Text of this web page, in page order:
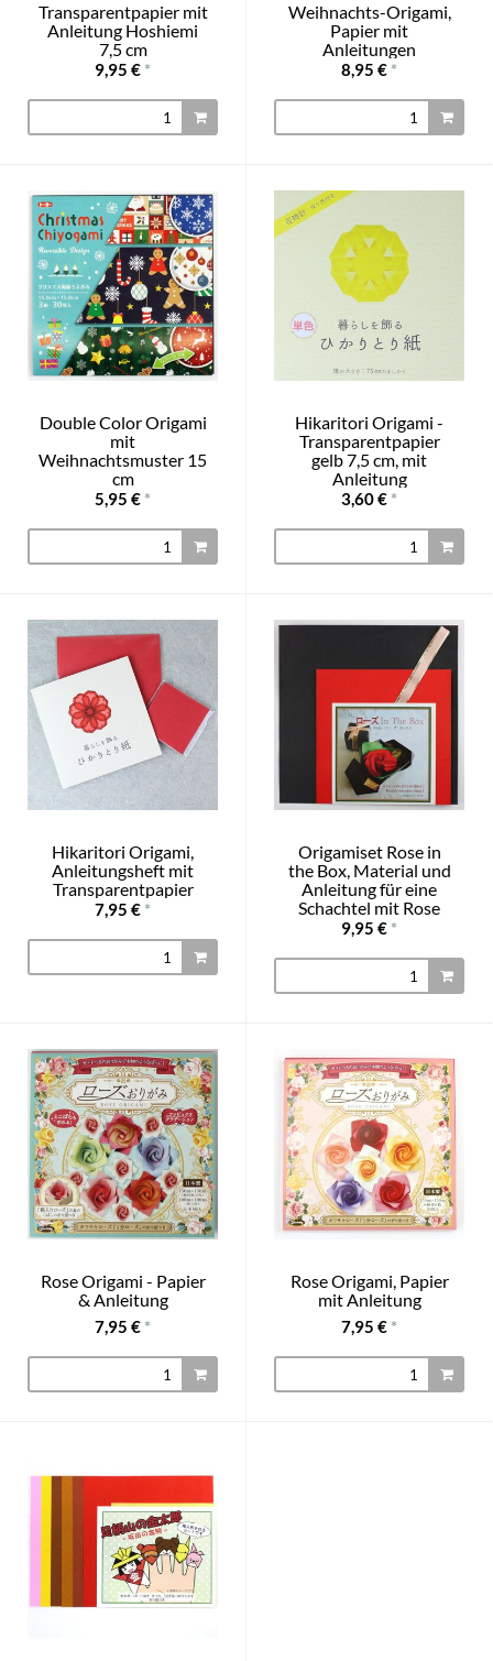
Transparentpapier mit
Anleitung Hoshiemi
7,5 cm
9,95 € *
Weihnachts-Origami,
Papier mit
Anleitungen
8,95 € *
Double Color Origami
mit
Weihnachtsmuster 15
cm
5,95 € *
Hikaritori Origami -
Transparentpapier
gelb 7,5 cm, mit
Anleitung
3,60 € *
Hikaritori Origami,
Anleitungsheft mit
Transparentpapier
7,95 € *
Origamiset Rose in
the Box, Material und
Anleitung für eine
Schachtel mit Rose
9,95 € *
Rose Origami - Papier
& Anleitung
7,95 € *
Rose Origami, Papier
mit Anleitung
7,95 € *